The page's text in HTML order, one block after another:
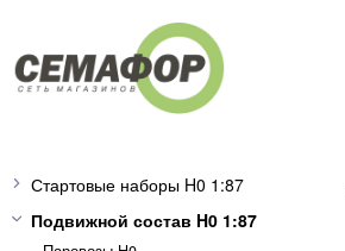
Стартовые наборы H0 1:87
Подвижной состав H0 1:87